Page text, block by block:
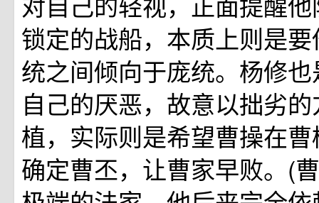
锁定的战船，本质上则是
统之间倾向于庞统。杨修
自己的厌恶，故意以拙劣
植，实际则是希望曹操在
确定曹丕，让曹家早败。(